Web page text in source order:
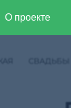
О проекте